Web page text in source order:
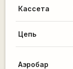
Кассета
Цепь
Аэробар